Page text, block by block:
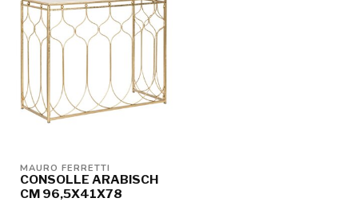
MAURO FERRETTI
CONSOLLE ARABISCH
CM 96,5X41X78